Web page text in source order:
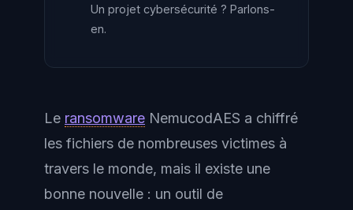
Un projet cybersécurité ? Parlons-
en.
Le ransomware NemucodAES a chiffré
les fichiers de nombreuses victimes à
travers le monde, mais il existe une
bonne nouvelle : un outil de